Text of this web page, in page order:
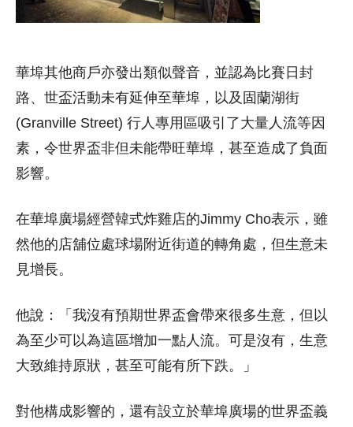
華埠其他商戶亦發出類似聲音，並認為比賽日封
路、世盃活動未有延伸至華埠，以及固蘭湖街
(Granville Street) 行人專用區吸引了大量人流等因
素，令世界盃非但未能帶旺華埠，甚至造成了負面
影響。
在華埠廣場經營韓式炸雞店的Jimmy Cho表示，雖
然他的店舖位處球場附近街道的轉角處，但生意未
見增長。
他說：「我沒有預期世界盃會帶來很多生意，但以
為至少可以為這區增加一點人流。可是沒有，生意
大致維持原狀，甚至可能有所下跌。」
對他構成影響的，還有設立於華埠廣場的世界盃義